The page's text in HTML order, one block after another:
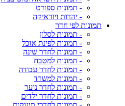
- תמונות ספורט
- יהדות ויודאיקה
תמונות לפי חדר
- תמונות לסלון
- תמונות לפינת אוכל
- תמונות לחדר שינה
- תמונות למטבח
- תמונות לחדר עבודה
- תמונות למשרד
- תמונות לחדר נוער
- תמונות לחדר ילדים